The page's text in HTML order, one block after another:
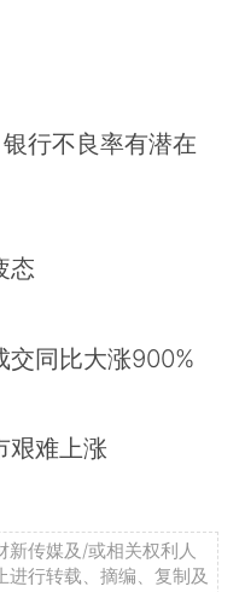
行不良率有潜在
态
交同比大涨900%
艰难上涨
新传媒及/或相关权利人
行转载、摘编、复制及